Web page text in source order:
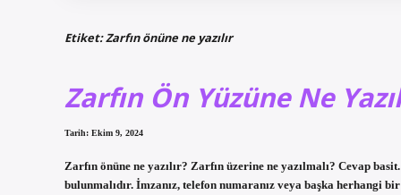
Etiket:Zarfın önüne ne yazılır
Zarfın Ön Yüzüne Ne
Tarih: Ekim 9, 2024
Zarfın önüne ne yazılır? Zarfın üzerine ne yazılmalı? Cevap
bulunmalıdır. İmzanız, telefon numaranız veya başka herhangi